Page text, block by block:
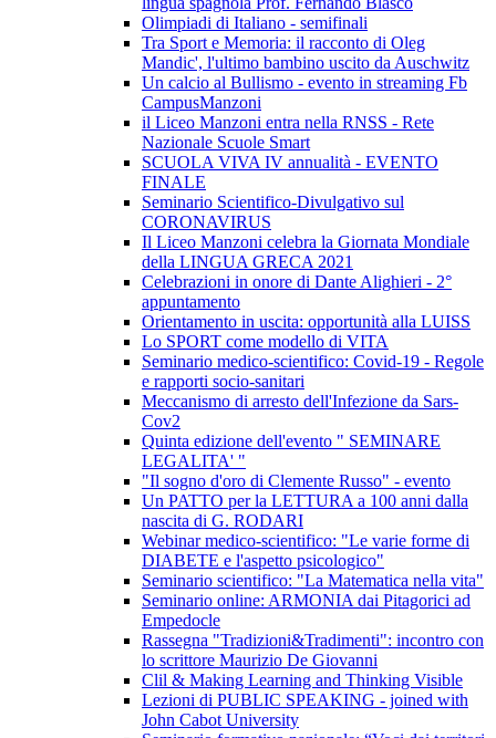
Olimpiadi di Italiano - semifinali
Tra Sport e Memoria: il racconto di Oleg
Mandic', l'ultimo bambino uscito da Auschwitz
Un calcio al Bullismo - evento in streaming Fb
CampusManzoni
il Liceo Manzoni entra nella RNSS - Rete
Nazionale Scuole Smart
SCUOLA VIVA IV annualità - EVENTO
FINALE
Seminario Scientifico-Divulgativo sul
CORONAVIRUS
Il Liceo Manzoni celebra la Giornata Mondiale
della LINGUA GRECA 2021
Celebrazioni in onore di Dante Alighieri - 2°
appuntamento
Orientamento in uscita: opportunità alla LUISS
Lo SPORT come modello di VITA
Seminario medico-scientifico: Covid-19 - Regole
e rapporti socio-sanitari
Meccanismo di arresto dell'Infezione da Sars-
Cov2
Quinta edizione dell'evento " SEMINARE
LEGALITA' "
"Il sogno d'oro di Clemente Russo" - evento
Un PATTO per la LETTURA a 100 anni dalla
nascita di G. RODARI
Webinar medico-scientifico: "Le varie forme di
DIABETE e l'aspetto psicologico"
Seminario scientifico: "La Matematica nella vita"
Seminario online: ARMONIA dai Pitagorici ad
Empedocle
Rassegna "Tradizioni&Tradimenti": incontro con
lo scrittore Maurizio De Giovanni
Clil & Making Learning and Thinking Visible
Lezioni di PUBLIC SPEAKING - joined with
John Cabot University